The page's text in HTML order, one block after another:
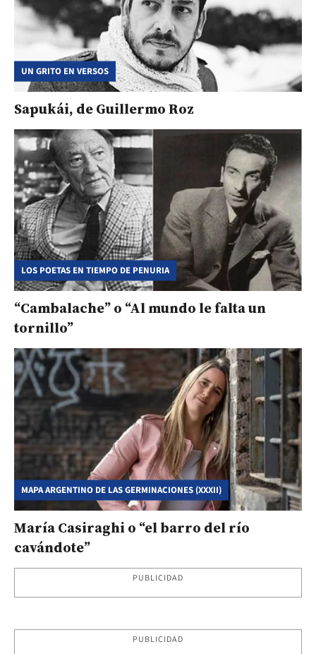
UN GRITO EN VERSOS
Sapukái, de Guillermo Roz
LOS POETAS EN TIEMPO DE PENURIA
“Cambalache” o “Al mundo le falta un
tornillo”
MAPA ARGENTINO DE LAS GERMINACIONES (XXXII)
María Casiraghi o “el barro del río
cavándote”
PUBLICIDAD
PUBLICIDAD